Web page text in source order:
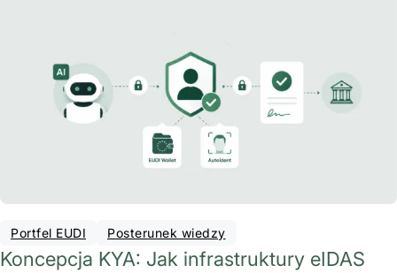
Portfel EUDI Posterunek wiedzy
Koncepcja KYA: Jak infrastruktury eIDAS